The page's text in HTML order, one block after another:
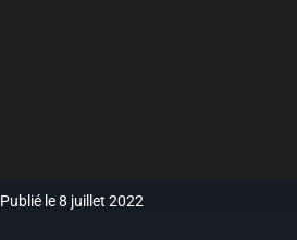
Publié le 8 juillet 2022